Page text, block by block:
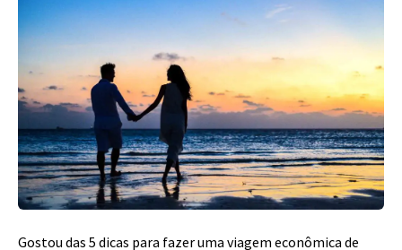
Gostou das 5 dicas para fazer uma viagem econômica de